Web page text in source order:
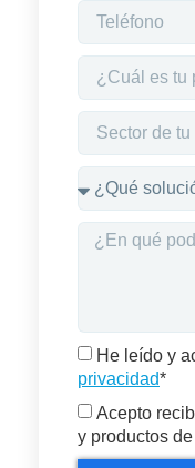
He leído y
privacidad*
Acepto
y productos